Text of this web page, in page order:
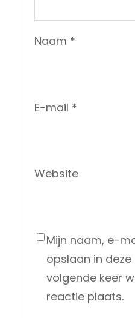
Naam *
E-mail *
Website
Mijn naam, e-
opslaan in
volgende keer
reactie plaats.